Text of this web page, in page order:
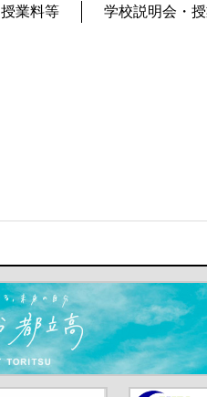
業料等 学校説明会・